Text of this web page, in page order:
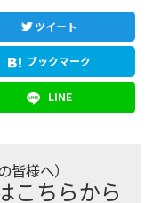
ツイート
ブックマーク
LINE
皆様へ）
こちらから